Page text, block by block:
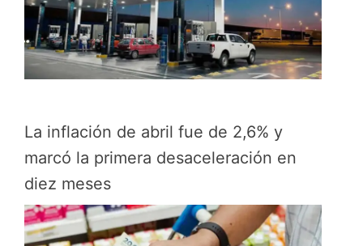
La inflación de abril fue de 2,6% y
marcó la primera desaceleración en
diez meses